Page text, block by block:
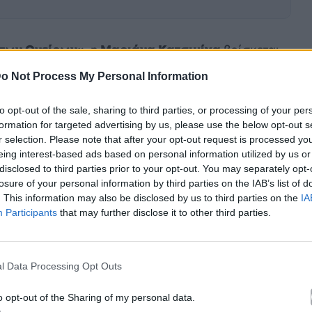
Not Process My Personal Information
opt-out of the sale, sharing to third parties, or processing of your
for targeted advertising by us, please use the below opt-out
selection. Please note that after your opt-out request is processed
interest-based ads based on personal information utilized by us
to third parties prior to your opt-out. You may separately
of your personal information by third parties on the IAB’s list of
This information may also be disclosed by us to third parties on the
Participants that may further disclose it to other third parties.
Data Processing Opt Outs
opt-out of the Sharing of my personal data.
Ονείρων», ηΜαριάνα Κατσιμίχαβρίσκεται
τραγούδι
που έχει αρχίσει να κατακτά
στιγμές των τελευταίων εβδομάδων, με